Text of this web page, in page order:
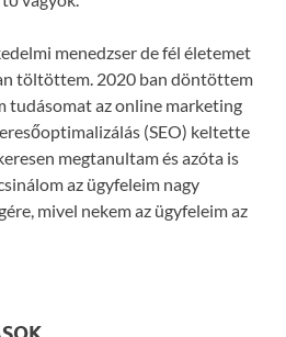
menedzser de fél életemet
töltöttem. 2020 ban döntöttem
tudásomat az online marketing
(SEO) keltette
megtanultam és azóta is
az ügyfeleim nagy
mivel nekem az ügyfeleim az